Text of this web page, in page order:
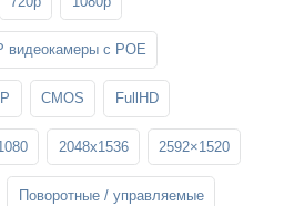
видеокамеры c POE
CMOS FullHD
2048x1536 2592×1520
Поворотные / управляемые
для панелей и
кабины